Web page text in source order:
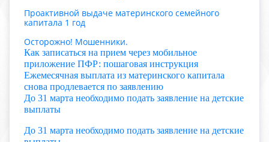
Проактивной выдаче материнского семейного
капитала 1 год
Осторожно! Мошенники.
Как записаться на прием через мобильное
приложение ПФР: пошаговая инструкция
Ежемесячная выплата из материнского капитала
снова продлевается по заявлению
До 31 марта необходимо подать заявление на детские
выплаты
До 31 марта необходимо подать заявление на детские